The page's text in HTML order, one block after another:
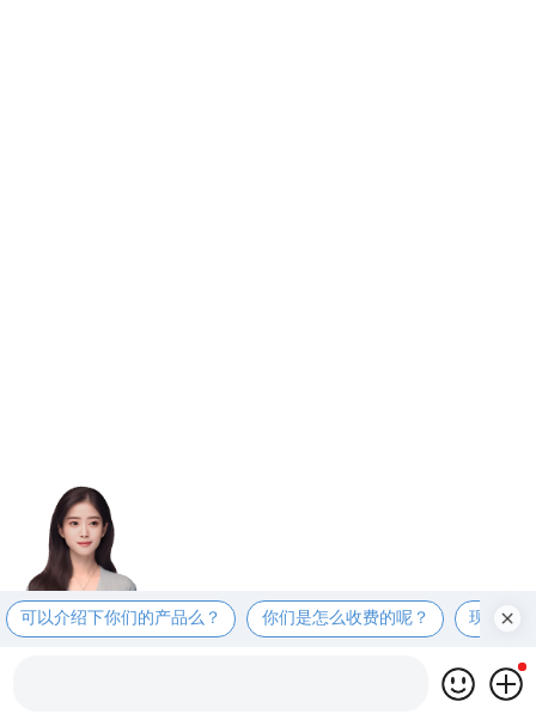
可以介绍下你们的产品么？ 你们是怎么收费的呢？ 现在有